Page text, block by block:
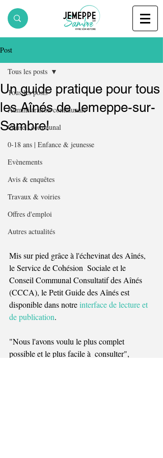
Post
Tous les posts
Administration communale
Conseil communal
0-18 ans | Enfance & jeunesse
Evènements
Avis & enquêtes
Travaux & voiries
Offres d'emploi
Autres actualités
Tous les posts
Un guide pratique pour tous
les Aînés de Jemeppe-sur-
Sambre!
Mis sur pied grâce à l'échevinat des Aînés,
le Service de Cohésion  Sociale et le
Conseil Communal Consultatif des Aînés
(CCCA), le Petit Guide des Aînés est
disponible dans notre interface de lecture et
de publication.
"Nous l'avons voulu le plus complet
possible et le plus facile à  consulter",